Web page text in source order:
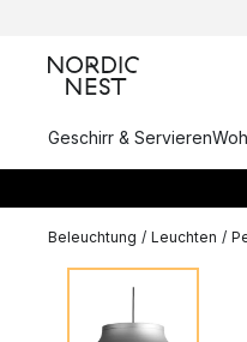
Geschirr & Servieren
Beleuchtung / Leuchten /